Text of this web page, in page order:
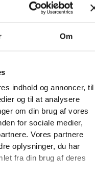
Om
indhold og annoncer, til
og til at analysere
om din brug af vores
for sociale medier,
Vores partnere
oplysninger, du har
fra din brug af deres